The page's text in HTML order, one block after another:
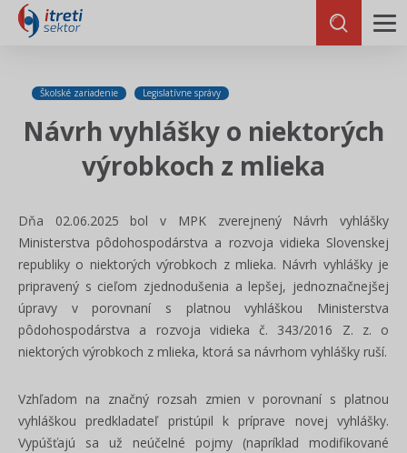
Školské zariadenie Legislatívne správy
Návrh vyhlášky o niektorých
výrobkoch z mlieka
Dňa 02.06.2025 bol v MPK zverejnený Návrh vyhlášky
Ministerstva pôdohospodárstva a rozvoja vidieka Slovenskej
republiky o niektorých výrobkoch z mlieka. Návrh vyhlášky je
pripravený s cieľom zjednodušenia a lepšej, jednoznačnejšej
úpravy v porovnaní s platnou vyhláškou Ministerstva
pôdohospodárstva a rozvoja vidieka č. 343/2016 Z. z. o
niektorých výrobkoch z mlieka, ktorá sa návrhom vyhlášky ruší.
Vzhľadom na značný rozsah zmien v porovnaní s platnou
vyhláškou predkladateľ pristúpil k príprave novej vyhlášky.
Vypúšťajú sa už neúčelné pojmy (napríklad modifikované